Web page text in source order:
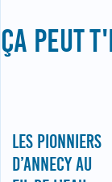
ÇA PEUT
LES PIONNIERS
D’ANNECY AU